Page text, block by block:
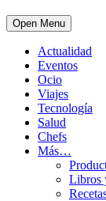
Open Menu
Actualidad
Eventos
Ocio
Viajes
Tecnología
Salud
Chefs
Más…
Libros